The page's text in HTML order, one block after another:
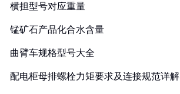
横担型号对应重量
锰矿石产品化合水含量
曲臂车规格型号大全
配电柜母排螺栓力矩要求及连接规范详解